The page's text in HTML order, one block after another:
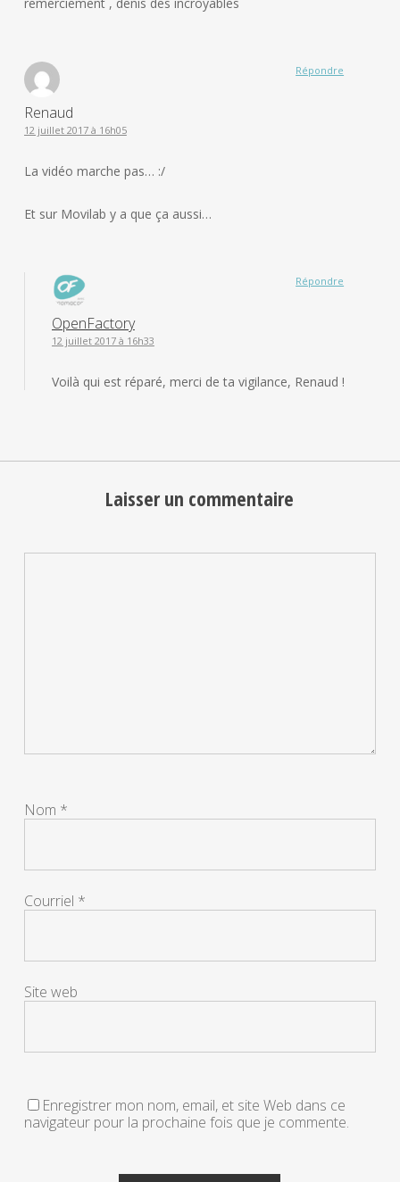
Renaud
12 juillet 2017 à 16h05
La vidéo marche pas… :/
Et sur Movilab y a que ça aussi…
Répondre
OpenFactory
12 juillet 2017 à 16h33
Voilà qui est réparé, merci de ta vigilance, Renaud !
Répondre
Laisser un commentaire
Nom *
Courriel *
Site web
Enregistrer mon nom, email, et site Web dans ce
navigateur pour la prochaine fois que je commente.